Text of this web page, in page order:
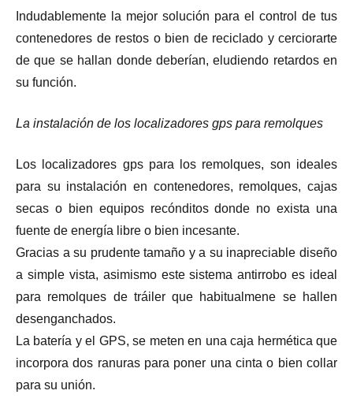
Indudablemente la mejor solución para el control de tus
contenedores de restos o bien de reciclado y cerciorarte
de que se hallan donde deberían, eludiendo retardos en
su función.
La instalación de los localizadores gps para remolques
Los localizadores gps para los remolques, son ideales
para su instalación en contenedores, remolques, cajas
secas o bien equipos recónditos donde no exista una
fuente de energía libre o bien incesante.
Gracias a su prudente tamaño y a su inapreciable diseño
a simple vista, asimismo este sistema antirrobo es ideal
para remolques de tráiler que habitualmene se hallen
desenganchados.
La batería y el GPS, se meten en una caja hermética que
incorpora dos ranuras para poner una cinta o bien collar
para su unión.